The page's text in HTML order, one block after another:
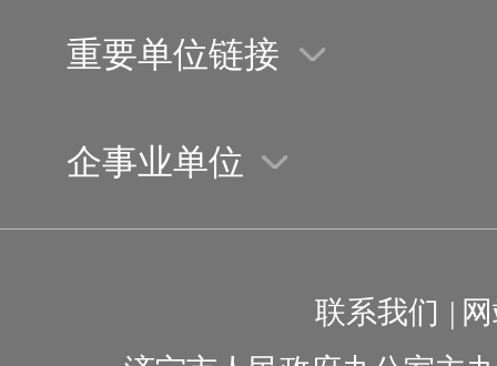
重要单位链接
企事业单位
联系我们 |